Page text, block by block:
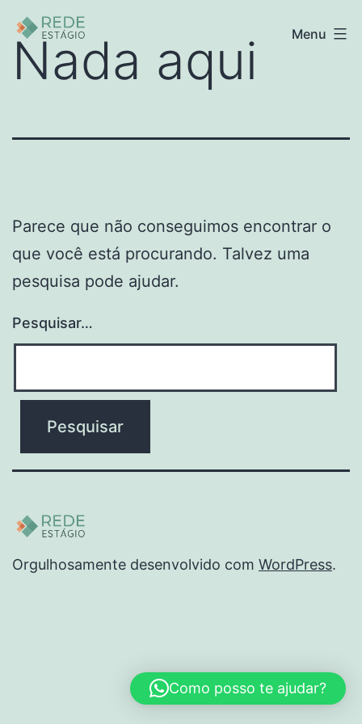
Pular
para
Rede
Estágio
Menu
Nada aqui
Parece que não conseguimos encontrar o
que você está procurando. Talvez uma
pesquisa pode ajudar.
Pesquisar…
Orgulhosamente desenvolvido com WordPress.
Como posso te ajudar?